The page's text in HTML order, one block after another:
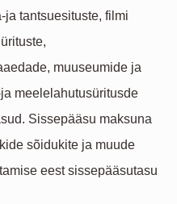
ja tantsuesituste, filmi
muuseumide ja
meelelahutusüritusde
Sissepääsu maksuna
sõidukite ja muude
eest sissepääsutasu